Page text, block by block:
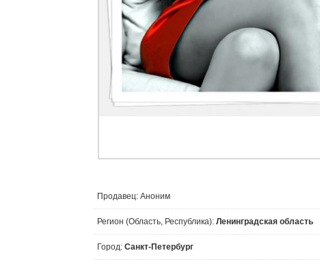
Продавец: Аноним
Регион (Область, Республика): Ленинградская область
Город: Санкт-Петербург